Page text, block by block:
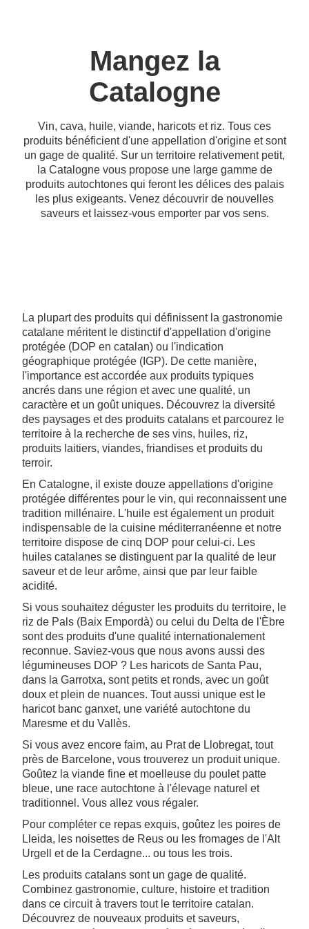
Mangez la
Catalogne
Vin, cava, huile, viande, haricots et riz. Tous ces
produits bénéficient d'une appellation d'origine et sont
un gage de qualité. Sur un territoire relativement petit,
la Catalogne vous propose une large gamme de
produits autochtones qui feront les délices des palais
les plus exigeants. Venez découvrir de nouvelles
saveurs et laissez-vous emporter par vos sens.
La plupart des produits qui définissent la gastronomie
catalane méritent le distinctif d'appellation d'origine
protégée (DOP en catalan) ou l'indication
géographique protégée (IGP). De cette manière,
l'importance est accordée aux produits typiques
ancrés dans une région et avec une qualité, un
caractère et un goût uniques. Découvrez la diversité
des paysages et des produits catalans et parcourez le
territoire à la recherche de ses vins, huiles, riz,
produits laitiers, viandes, friandises et produits du
terroir.
En Catalogne, il existe douze appellations d'origine
protégée différentes pour le vin, qui reconnaissent une
tradition millénaire. L'huile est également un produit
indispensable de la cuisine méditerranéenne et notre
territoire dispose de cinq DOP pour celui-ci. Les
huiles catalanes se distinguent par la qualité de leur
saveur et de leur arôme, ainsi que par leur faible
acidité.
Si vous souhaitez déguster les produits du territoire, le
riz de Pals (Baix Empordà) ou celui du Delta de l'Èbre
sont des produits d'une qualité internationalement
reconnue. Saviez-vous que nous avons aussi des
légumineuses DOP ? Les haricots de Santa Pau,
dans la Garrotxa, sont petits et ronds, avec un goût
doux et plein de nuances. Tout aussi unique est le
haricot banc ganxet, une variété autochtone du
Maresme et du Vallès.
Si vous avez encore faim, au Prat de Llobregat, tout
près de Barcelone, vous trouverez un produit unique.
Goûtez la viande fine et moelleuse du poulet patte
bleue, une race autochtone à l'élevage naturel et
traditionnel. Vous allez vous régaler.
Pour compléter ce repas exquis, goûtez les poires de
Lleida, les noisettes de Reus ou les fromages de l'Alt
Urgell et de la Cerdagne... ou tous les trois.
Les produits catalans sont un gage de qualité.
Combinez gastronomie, culture, histoire et tradition
dans ce circuit à travers tout le territoire catalan.
Découvrez de nouveaux produits et saveurs,